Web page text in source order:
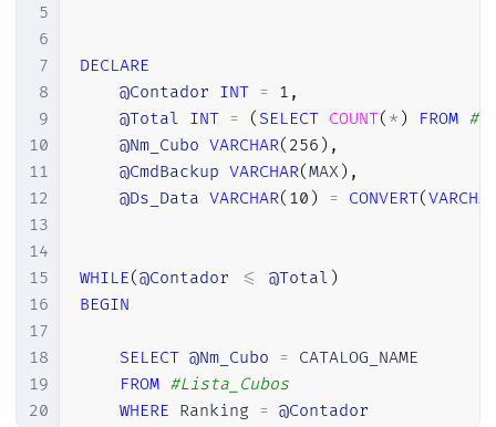
5
6
7
8
9
10
11
12
13
14
15
16
17
18
19
20
DECLARE
@Contador INT = 1 ,
@Total INT = ( SELECT COUNT( * ) FROM
@Nm_Cubo VARCHAR( 256 ) ,
@CmdBackup VARCHAR(MAX) ,
@Ds_Data VARCHAR( 10 ) = CONVERT(
WHILE(@Contador <= @Total )
BEGIN
SELECT @Nm_Cubo = CATALOG_NAME
FROM #Lista_Cubos
WHERE Ranking = @Contador